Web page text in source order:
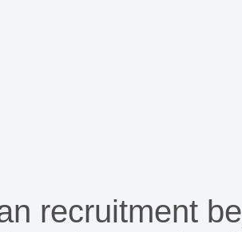
recruitment